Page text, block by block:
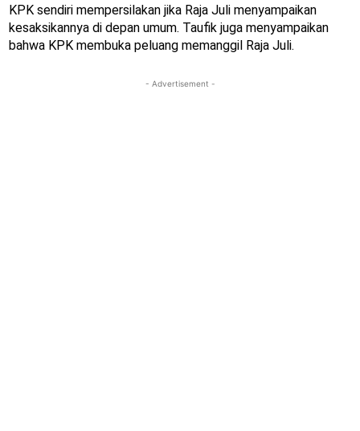
KPK sendiri mempersilakan jika Raja Juli menyampaikan
kesaksikannya di depan umum. Taufik juga menyampaikan
bahwa KPK membuka peluang memanggil Raja Juli.
- Advertisement -